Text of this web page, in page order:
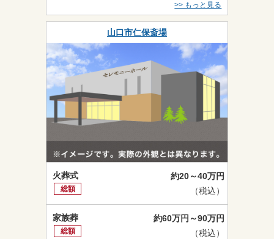
>> もっと見る
山口市仁保斎場
火葬式
総額
約20～40万円
（税込）
家族葬
総額
約60万円～90万円
（税込）